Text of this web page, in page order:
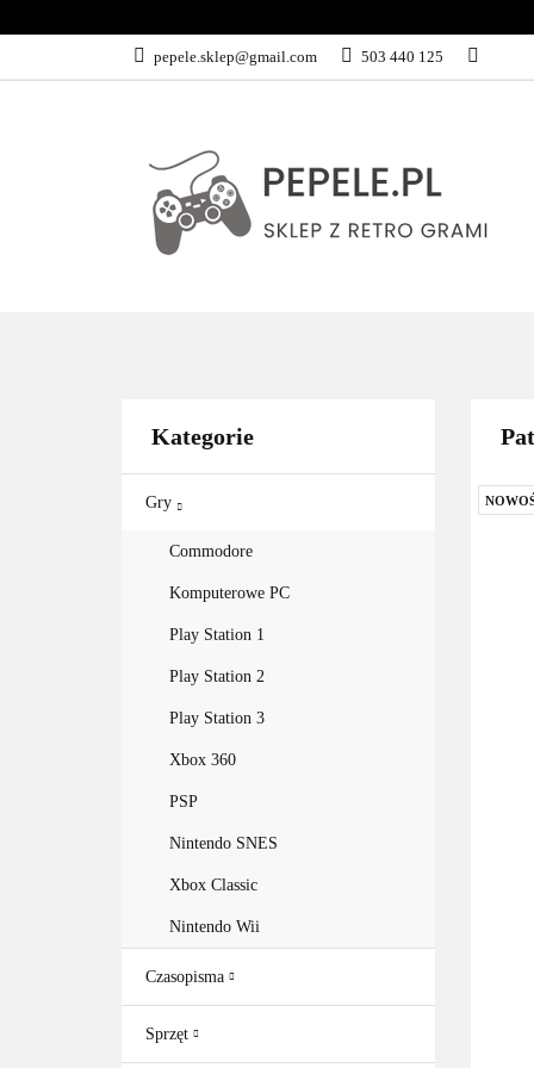
pepele.sklep@gmail.com 503 440 125
GRY
Kategorie
Gry
Commodore
Komputerowe PC
Play Station 1
Play Station 2
Play Station 3
Xbox 360
PSP
Nintendo SNES
Xbox Classic
Nintendo Wii
Czasopisma
Sprzęt